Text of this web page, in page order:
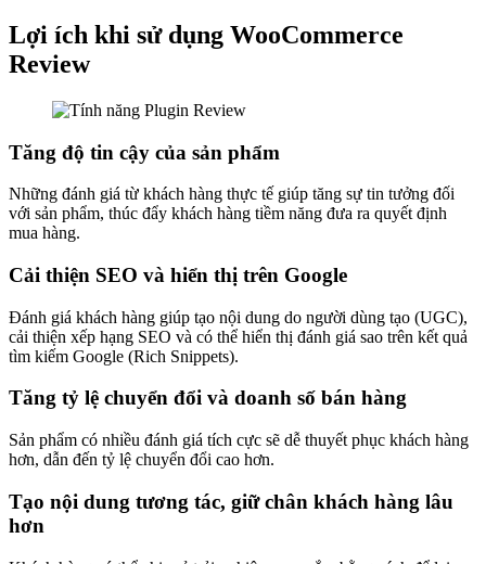
Lợi ích khi sử dụng WooCommerce
Review
Tăng độ tin cậy của sản phẩm
Những đánh giá từ khách hàng thực tế giúp tăng sự tin tưởng đối
với sản phẩm, thúc đẩy khách hàng tiềm năng đưa ra quyết định
mua hàng.
Cải thiện SEO và hiển thị trên Google
Đánh giá khách hàng giúp tạo nội dung do người dùng tạo (UGC),
cải thiện xếp hạng SEO và có thể hiển thị đánh giá sao trên kết quả
tìm kiếm Google (Rich Snippets).
Tăng tỷ lệ chuyển đổi và doanh số bán hàng
Sản phẩm có nhiều đánh giá tích cực sẽ dễ thuyết phục khách hàng
hơn, dẫn đến tỷ lệ chuyển đổi cao hơn.
Tạo nội dung tương tác, giữ chân khách hàng lâu
hơn